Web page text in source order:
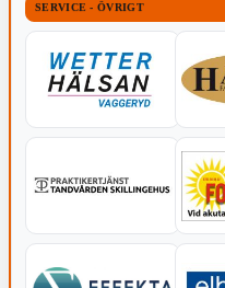
SERVICE - ÖVRIGT